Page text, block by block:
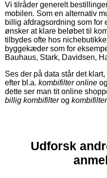
Vi tilråder generelt
mobilen. Som en alternativ
billig afdragsordning som for
ønsker at klare beløbet til
tilbydes ofte hos
byggekæder som for
Bauhaus, Stark, Davidsen,
Ses der på data står det
efter bl.a. kombifilter online og
dette ser man tit online
billig kombifilterog
Udforsk